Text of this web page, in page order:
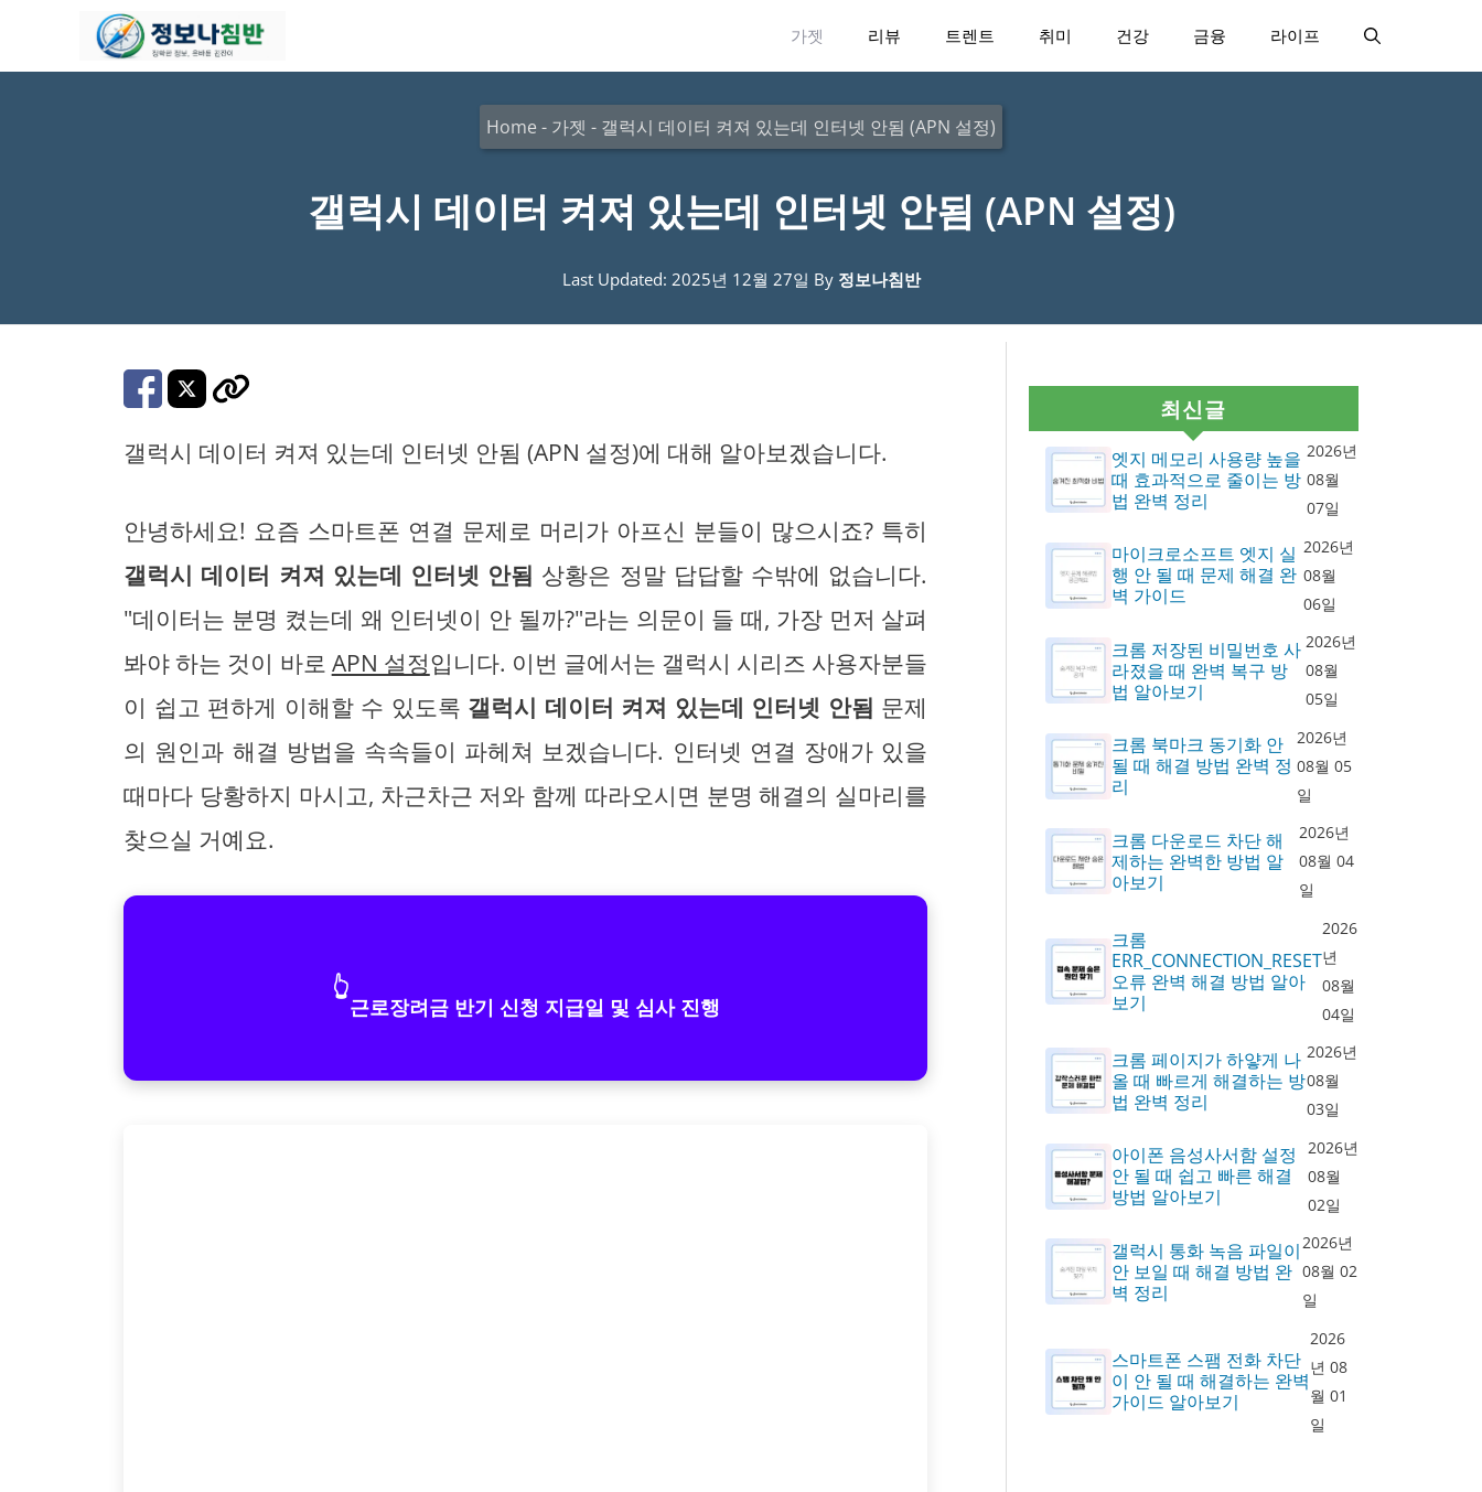
가젯 리뷰 트렌트 취미 건강 금융 라이프
Home - 가젯 - 갤럭시 데이터 켜져 있는데 인터넷 안됨 (APN 설정)
갤럭시 데이터 켜져 있는데 인터넷 안됨 (APN 설정)
Last Updated: 2025년 12월 27일 By 정보나침반
갤럭시 데이터 켜져 있는데 인터넷 안됨 (APN 설정)에 대해 알아보겠습니다.
안녕하세요! 요즘 스마트폰 연결 문제로 머리가 아프신 분들이 많으시죠? 특히
갤럭시 데이터 켜져 있는데 인터넷 안됨 상황은 정말 답답할 수밖에 없습니다.
"데이터는 분명 켰는데 왜 인터넷이 안 될까?"라는 의문이 들 때, 가장 먼저 살펴
봐야 하는 것이 바로 APN 설정입니다. 이번 글에서는 갤럭시 시리즈 사용자분들
이 쉽고 편하게 이해할 수 있도록 갤럭시 데이터 켜져 있는데 인터넷 안됨 문제
의 원인과 해결 방법을 속속들이 파헤쳐 보겠습니다. 인터넷 연결 장애가 있을
때마다 당황하지 마시고, 차근차근 저와 함께 따라오시면 분명 해결의 실마리를
찾으실 거예요.
👆
근로장려금 반기 신청 지급일 및 심사 진행
최신글
엣지 메모리 사용량 높을
때 효과적으로 줄이는 방
법 완벽 정리
2026년
08월
07일
마이크로소프트 엣지 실
행 안 될 때 문제 해결 완
벽 가이드
2026년
08월
06일
크롬 저장된 비밀번호 사
라졌을 때 완벽 복구 방
법 알아보기
2026년
08월
05일
크롬 북마크 동기화 안
될 때 해결 방법 완벽 정
리
2026년
08월 05
일
크롬 다운로드 차단 해
제하는 완벽한 방법 알
아보기
2026년
08월 04
일
크롬
ERR_CONNECTION_RESET
오류 완벽 해결 방법 알아
보기
2026
년
08월
04일
크롬 페이지가 하얗게 나
올 때 빠르게 해결하는 방
법 완벽 정리
2026년
08월
03일
아이폰 음성사서함 설정
안 될 때 쉽고 빠른 해결
방법 알아보기
2026년
08월
02일
갤럭시 통화 녹음 파일이
안 보일 때 해결 방법 완
벽 정리
2026년
08월 02
일
스마트폰 스팸 전화 차단
이 안 될 때 해결하는 완벽
가이드 알아보기
2026
년 08
월 01
일